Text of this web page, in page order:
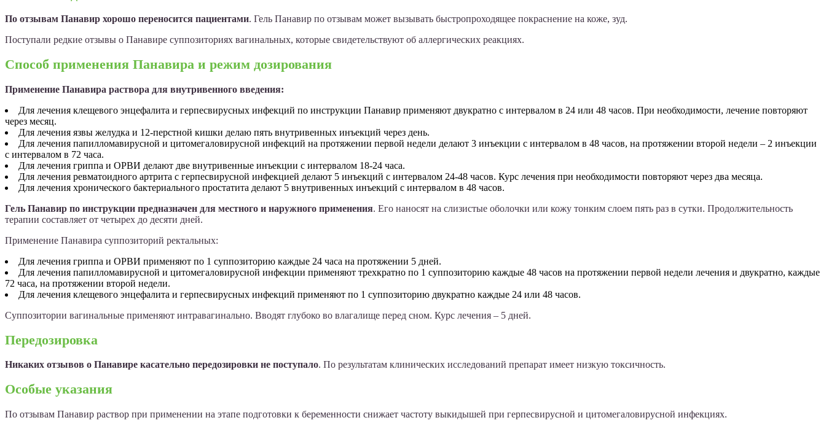
По отзывам Панавир хорошо переносится пациентами. Гель Панавир по отзывам может вызывать быстропроходящее покраснение на коже, зуд.
Поступали редкие отзывы о Панавире суппозиториях вагинальных, которые свидетельствуют об аллергических реакциях.
Способ применения Панавира и режим дозирования
Применение Панавира раствора для внутривенного введения:
Для лечения клещевого энцефалита и герпесвирусных инфекций по инструкции Панавир применяют двукратно с интервалом в 24 или 48 часов. При необходимости, лечение повторяют
через месяц.
Для лечения язвы желудка и 12-перстной кишки делаю пять внутривенных инъекций через день.
Для лечения папилломавирусной и цитомегаловирусной инфекций на протяжении первой недели делают 3 инъекции с интервалом в 48 часов, на протяжении второй недели – 2 инъекции
с интервалом в 72 часа.
Для лечения гриппа и ОРВИ делают две внутривенные инъекции с интервалом 18-24 часа.
Для лечения ревматоидного артрита с герпесвирусной инфекцией делают 5 инъекций с интервалом 24-48 часов. Курс лечения при необходимости повторяют через два месяца.
Для лечения хронического бактериального простатита делают 5 внутривенных инъекций с интервалом в 48 часов.
Гель Панавир по инструкции предназначен для местного и наружного применения. Его наносят на слизистые оболочки или кожу тонким слоем пять раз в сутки. Продолжительность
терапии составляет от четырех до десяти дней.
Применение Панавира суппозиторий ректальных:
Для лечения гриппа и ОРВИ применяют по 1 суппозиторию каждые 24 часа на протяжении 5 дней.
Для лечения папилломавирусной и цитомегаловирусной инфекции применяют трехкратно по 1 суппозиторию каждые 48 часов на протяжении первой недели лечения и двукратно, каждые
72 часа, на протяжении второй недели.
Для лечения клещевого энцефалита и герпесвирусных инфекций применяют по 1 суппозиторию двукратно каждые 24 или 48 часов.
Суппозитории вагинальные применяют интравагинально. Вводят глубоко во влагалище перед сном. Курс лечения – 5 дней.
Передозировка
Никаких отзывов о Панавире касательно передозировки не поступало. По результатам клинических исследований препарат имеет низкую токсичность.
Особые указания
По отзывам Панавир раствор при применении на этапе подготовки к беременности снижает частоту выкидышей при герпесвирусной и цитомегаловирусной инфекциях.